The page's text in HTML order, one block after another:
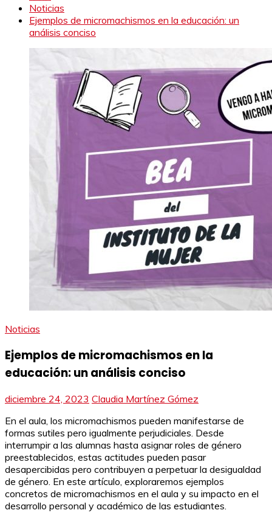
Noticias
Ejemplos de micromachismos en la educación: un
análisis conciso
Noticias
Ejemplos de micromachismos en la
educación: un análisis conciso
diciembre 24, 2023 Claudia Martínez Gómez
En el aula, los micromachismos pueden manifestarse de
formas sutiles pero igualmente perjudiciales. Desde
interrumpir a las alumnas hasta asignar roles de género
preestablecidos, estas actitudes pueden pasar
desapercibidas pero contribuyen a perpetuar la desigualdad
de género. En este artículo, exploraremos ejemplos
concretos de micromachismos en el aula y su impacto en el
desarrollo personal y académico de las estudiantes.